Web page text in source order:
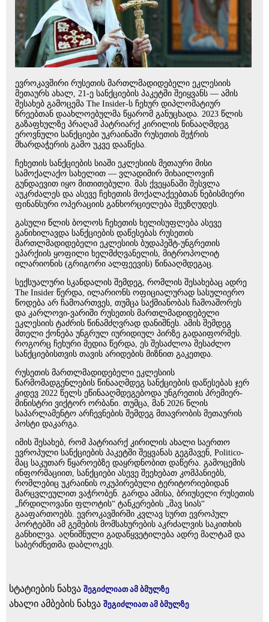
ევროკავშირი რუსეთის მართლმადიდებელი ეკლესიის
მეთაურს ახალ, 21-ე სანქციების პაკეტში შეიყვანს — ამის
შესახებ გამოცემა The Insider-ს ჩეხურ დიპლომატიურ
წრეებთან დაახლოებულმა წყარომ განუცხადა. 2023 წლის
გაზაფხულზე პრაღამ პატრიარქ კირილის წინააღმდეგ
ეროვნული სანქციები უკრაინაში რუსეთის შეჭრის
მხარდაჭერის გამო უკვე დააწესა.
ჩეხეთის სანქციების სიაში ეკლესიის მეთაური მისი
სამოქალაქო სახელით — ვლადიმირ მიხაილოვიჩ
გუნდაევით იყო მითითებული. მას ქვეყანაში შესვლა
აუკრძალეს და ასევე ჩეხეთის მოქალაქეებთან ნებისმიერი
ფინანსური ოპერაციის განხორციელება შეუზღუდეს.
გასული წლის ბოლოს ჩეხეთის ხელისუფლება ასევე
განიხილავდა სანქციების დაწესებას რუსეთის
მართლმადიდებელი ეკლესიის ბუდაპეშტ-უნგრეთის
ეპარქიის ყოფილი ხელმძღვანელის, მიტროპოლიტ
ილარიონის (გრიგორი ალფეევის) წინააღმდეგაც.
სექსუალური სკანდალის შემდეგ, რომლის შესახებაც ადრე
The Insider წერდა, ილარიონს ოფიციალურად სასულიერო
წოდება არ ჩამოართვეს, თუმცა საქმიანობას ჩამოაშორეს
და კარლოვი-ვარიში რუსეთის მართლმადიდებელი
ეკლესიის ტაძრის წინამძღვრად დანიშნეს. ამის შემდეგ
მთელი ქონება უნგრულ იურიდიულ პირზე გადაიფორმეს.
როგორც ჩეხური მედია წერდა, ეს შესაძლოა შესაძლო
სანქციებისთვის თავის არიდების მიზნით გაკეთდა.
რუსეთის მართლმადიდებელი ეკლესიის
წარმომადგენლების წინააღმდეგ სანქციების დაწესებას ჯერ
კიდევ 2022 წელს ეწინააღმდეგებოდა უნგრეთის პრემიერ-
მინისტრი ვიქტორ ორბანი. თუმცა, მან 2026 წლის
საპარლამენტო არჩევნების შემდეგ მთავრობის მეთაურის
პოსტი დაკარგა.
იმის შესახებ, რომ პატრიარქ კირილის ახალი საერთო
ევროპული სანქციების პაკეტში შეყვანას გეგმავენ, Politico-
მაც საკუთარ წყაროებზე დაყრდნობით დაწერა. გამოცემის
ინფორმაციით, სანქციები ასევე შეეხებათ კომპანიებს,
რომლებიც უკრაინის ოკუპირებული ტერიტორიებიდან
მარცვლეულით ვაჭრობენ. გარდა ამისა, ბრიუსელი რუსეთის
„ჩრდილოვანი ფლოტის“ ტანკერების „შავ სიას“
გააფართოებს. ევროკავშირში კვლავ სურთ ევროპულ
პორტებში ამ გემების მომსახურების აკრძალვის საკითხის
განხილვა. აღნიშნული გადაწყვეტილება ადრე მალტამ და
საბერძნეთმა დაბლოკეს.
სტატიების ნახვა შეგიძლიათ ამ ბმულზე
ახალი ამბების ნახვა შეგიძლიათ ამ ბმულზე